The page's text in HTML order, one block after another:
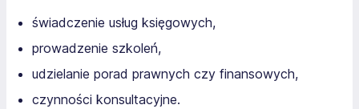
świadczenie usług księgowych,
prowadzenie szkoleń,
udzielanie porad prawnych czy finansowych,
czynności konsultacyjne.